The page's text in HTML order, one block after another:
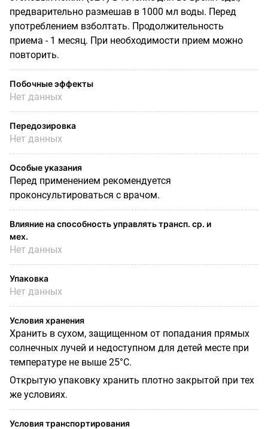
предварительно размешав в 1000 мл воды. Перед
употреблением взболтать. Продолжительность
приема - 1 месяц. При необходимости прием можно
повторить.
Побочные эффекты
Нет данных
Передозировка
Нет данных
Особые указания
Перед применением рекомендуется
проконсультироваться с врачом.
Влияние на способность управлять трансп. ср. и
мех.
Нет данных
Упаковка
Нет данных
Условия хранения
Хранить в сухом, защищенном от попадания прямых
солнечных лучей и недоступном для детей месте при
температуре не выше 25°C.
Открытую упаковку хранить плотно закрытой при тех
же условиях.
Условия транспортирования